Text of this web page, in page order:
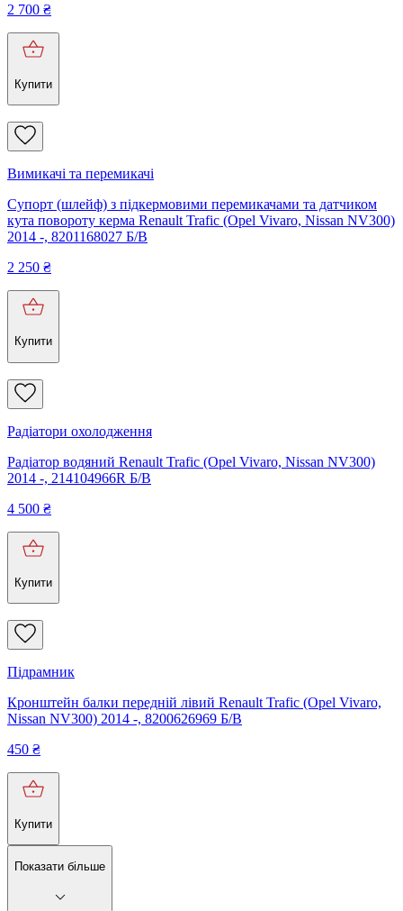
2 700 ₴
Купити
Вимикачі та перемикачі
Супорт (шлейф) з підкермовими перемикачами та датчиком
кута повороту керма Renault Trafic (Opel Vivaro, Nissan NV300)
2014 -, 8201168027 Б/В
2 250 ₴
Купити
Радіатори охолодження
Радіатор водяний Renault Trafic (Opel Vivaro, Nissan NV300)
2014 -, 214104966R Б/В
4 500 ₴
Купити
Підрамник
Кронштейн балки передній лівий Renault Trafic (Opel Vivaro,
Nissan NV300) 2014 -, 8200626969 Б/В
450 ₴
Купити
Показати більше